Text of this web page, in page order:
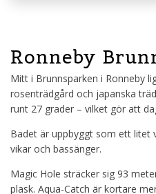
Ronneby
Mitt i Brunnsparken i Ronneby
rosenträdgård och japanska
runt 27 grader – vilket gör att
Badet är uppbyggt som ett litet
vikar och bassänger.
Magic Hole sträcker sig 93
plask. Aqua-Catch är kortare